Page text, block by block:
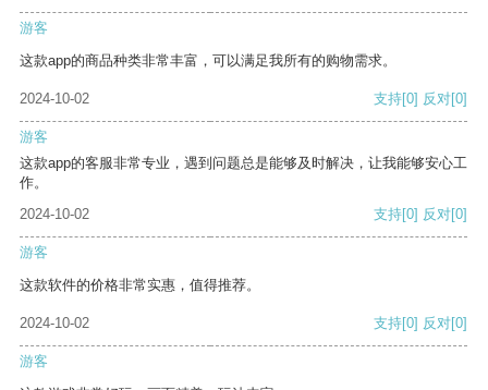
游客
这款app的商品种类非常丰富，可以满足我所有的购物需求。
2024-10-02 支持[0] 反对[0]
游客
这款app的客服非常专业，遇到问题总是能够及时解决，让我能够安心工
作。
2024-10-02
支持[0] 反对[0]
游客
这款软件的价格非常实惠，值得推荐。
2024-10-02 支持[0] 反对[0]
游客